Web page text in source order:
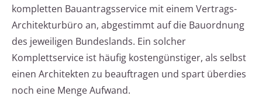
kompletten Bauantragsservice mit einem Vertrags-
Architekturbüro an, abgestimmt auf die Bauordnung
des jeweiligen Bundeslands. Ein solcher
Komplettservice ist häufig kostengünstiger, als selbst
einen Architekten zu beauftragen und spart überdies
noch eine Menge Aufwand.